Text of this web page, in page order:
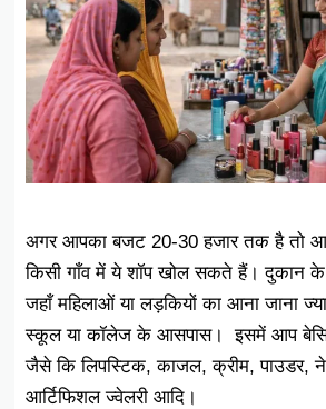
अगर आपका बजट 20-30 हजार तक है तो
किसी गाँव में ये शॉप खोल सकते हैं। दुकान
जहाँ महिलाओं या लड़कियों का आना जाना
स्कूल या कॉलेज के आसपास। इसमें आप
जैसे कि लिपस्टिक, काजल, क्रीम, पाउडर,
आर्टिफिशल ज्वेलरी आदि।